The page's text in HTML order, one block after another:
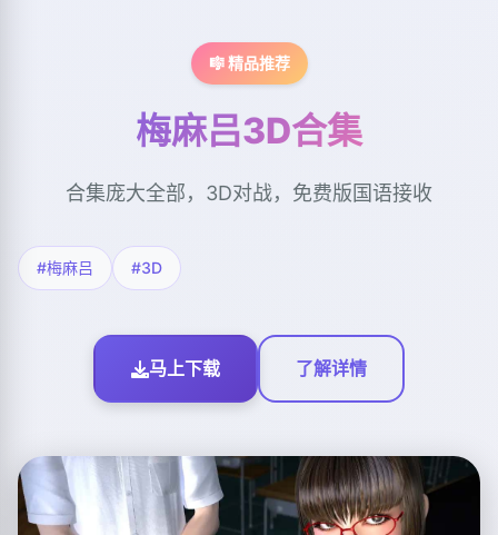
🎼 精品推荐
梅麻吕3D合集
合集庞大全部，3D对战，免费版国语接收
#梅麻吕 #3D
马上下载 了解详情